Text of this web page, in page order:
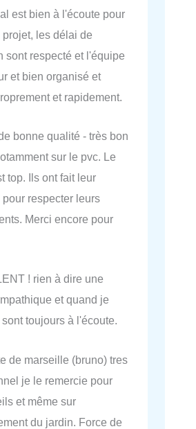
est bien à l'écoute pour
projet, les délai de
sont respecté et l'équipe
et bien organisé et
et rapidement.
bonne qualité - très bon
sur le pvc. Le
top. Ils ont fait leur
pour respecter leurs
Merci encore pour
! rien à dire une
et quand je
toujours à l'écoute.
de marseille (bruno) tres
je le remercie pour
et même sur
du jardin. Force de